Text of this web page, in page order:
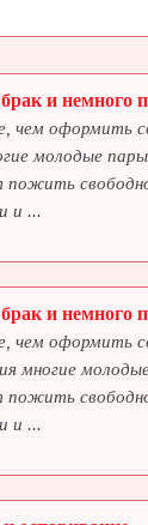
и немного
чем оформить
молодые пары
и ...
и немного
чем оформить
многие
и ...